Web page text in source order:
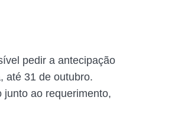
pedir a antecipação
até 31 de outubro.
junto ao requerimento,